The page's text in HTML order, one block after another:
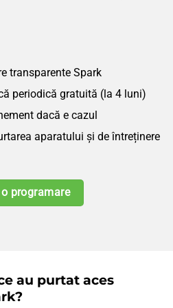
transparente Spark
periodică gratuită (la 4 luni)
dacă e cazul
aparatului și de întreținere
programare
au purtat aces